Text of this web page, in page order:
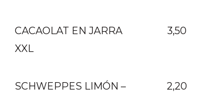
CACAOLAT EN JARRA
XXL
3,50
SCHWEPPES LIMÓN –
2,20